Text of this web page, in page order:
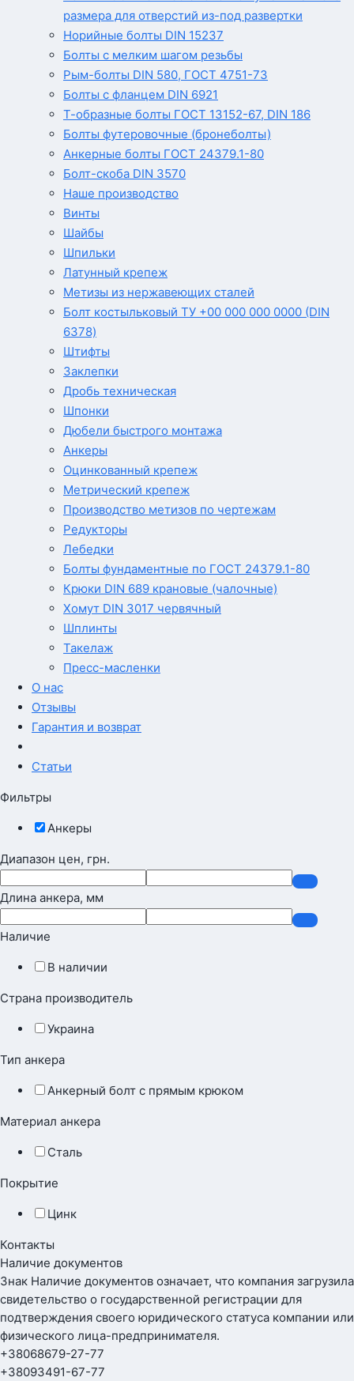
размера для отверстий из-под развертки
Норийные болты DIN 15237
Болты с мелким шагом резьбы
Рым-болты DIN 580, ГОСТ 4751-73
Болты с фланцем DIN 6921
Т-образные болты ГОСТ 13152-67, DIN 186
Болты футеровочные (бронеболты)
Анкерные болты ГОСТ 24379.1-80
Болт-скоба DIN 3570
Наше производство
Винты
Шайбы
Шпильки
Латунный крепеж
Метизы из нержавеющих сталей
Болт костыльковый ТУ +00 000 000 0000 (DIN
6378)
Штифты
Заклепки
Дробь техническая
Шпонки
Дюбели быстрого монтажа
Анкеры
Оцинкованный крепеж
Метрический крепеж
Производство метизов по чертежам
Редукторы
Лебедки
Болты фундаментные по ГОСТ 24379.1-80
Крюки DIN 689 крановые (чалочные)
Хомут DIN 3017 червячный
Шплинты
Такелаж
Пресс-масленки
О нас
Отзывы
Гарантия и возврат
Статьи
Фильтры
Анкеры
Диапазон цен, грн.
Длина анкера, мм
Наличие
В наличии
Страна производитель
Украина
Тип анкера
Анкерный болт с прямым крюком
Материал анкера
Сталь
Покрытие
Цинк
Контакты
Наличие документов
Знак Наличие документов означает, что компания загрузила
свидетельство о государственной регистрации для
подтверждения своего юридического статуса компании или
физического лица-предпринимателя.
+38068679-27-77
+38093491-67-77